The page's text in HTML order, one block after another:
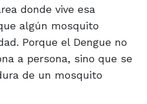
donde vive esa
algún mosquito
Porque el Dengue no
a persona, sino que se
de un mosquito